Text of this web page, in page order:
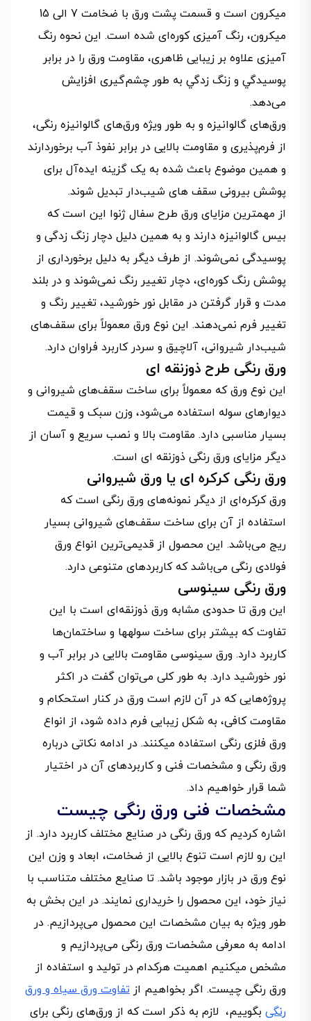
میکرون است و قسمت پشت ورق با ضخامت 7 الی 15
میکرون، رنگ آمیزی کوره‌ای شده است. این نحوه رنگ
آمیزی علاوه بر زیبایی ظاهری، مقاومت ورق را در برابر
پوسيدگي و زنگ زدگي به طور چشم‌گیری افزایش
می‌دهد.
ورق‌های گالوانیزه و به طور ویژه ورق‌های گالوانیزه رنگی،
از فرم‌پذیری و مقاومت بالایی در برابر نفوذ آب برخوردارند
و همین موضوع باعث شده به یک گزینه ایده‌آل برای
پوشش بیرونی سقف های شیب‌دار تبدیل شوند.
از مهمترین مزایای ورق طرح سفال ژنوا این است که
بیس گالوانیزه دارند و به همین دلیل دچار زنگ زدگی و
پوسیدگی نمی‌شوند. از طرف دیگر به دلیل برخورداری از
پوشش رنگ کوره‌ای، دچار تغییر رنگ نمی‌شوند و در بلند
مدت و قرار گرفتن در مقابل نور خورشید، تغییر رنگ و
تغییر فرم نمی‌دهند. این نوع ورق معمولاً برای سقف‌های
شیب‌دار شیروانی، آلاچیق و سردر کاربرد فراوان دارد.
ورق‌ رنگی طرح ذوزنقه ‌ای
این نوع ورق که معمولاً برای ساخت سقف‌های شیروانی و
دیوارهای سوله استفاده می‌شود، وزن سبک و قیمت
بسیار مناسبی دارد. مقاومت بالا و نصب سریع و آسان از
دیگر مزایای ورق رنگی ذوزنقه ای است.
ورق‌ رنگی کرکره ‌ای یا ورق شیروانی
ورق کرکره‌ای از دیگر نمونه‌های ورق رنگی است که
استفاده از آن برای ساخت سقف‌های شیروانی بسیار
ریج می‌باشد. این محصول از قدیمی‌ترین انواع ورق
فولادی رنگی می‌باشد که کاربردهای متنوعی دارد.
ورق رنگی سینوسی
این ورق تا حدودی مشابه ورق ذوزنقه‌ای است با این
تفاوت که بیشتر برای ساخت سوله‎ها و ساختمان‌ها
کاربرد دارد. ورق سینوسی مقاومت بالایی در برابر آب و
نور خورشید دارد. به طور کلی می‌توان گفت در اکثر
پروژه‌هایی که در آن لازم است ورق در کنار استحکام و
مقاومت کافی، به شکل زیبایی فرم داده شود، از انواع
ورق فلزی رنگی استفاده میکنند. در ادامه نکاتی درباره
ورق رنگی و مشخصات فنی و کاربردهای آن در اختیار
شما قرار خواهیم داد.
مشخصات فنی ورق رنگی چیست
اشاره کردیم که ورق رنگی در صنایع مختلف کاربرد دارد. از
این رو لازم است تنوع بالایی از ضخامت، ابعاد و وزن این
نوع ورق در بازار موجود باشد. تا صنایع مختلف متناسب با
نیاز خود، این محصول را خریداری نمایند. در این بخش به
طور ویژه به بیان مشخصات این محصول می‌پردازیم. در
ادامه به معرفی مشخصات ورق رنگی می‌پردازیم و
مشخص میکنیم اهمیت هرکدام در تولید و استفاده از
ورق رنگی چیست. اگر بخواهیم از تفاوت ورق سیاه و ورق
رنگی بگوییم، لازم به ذکر است که از ورق‌های رنگی برای